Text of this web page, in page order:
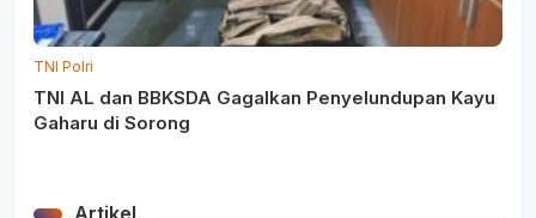
TNI Polri
TNI AL dan BBKSDA Gagalkan Penyelundupan Kayu
Gaharu di Sorong
Artikel